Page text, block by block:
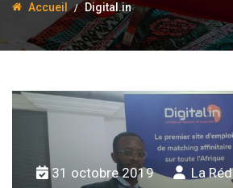
Accueil Digital.in
31 octobre 2019 La